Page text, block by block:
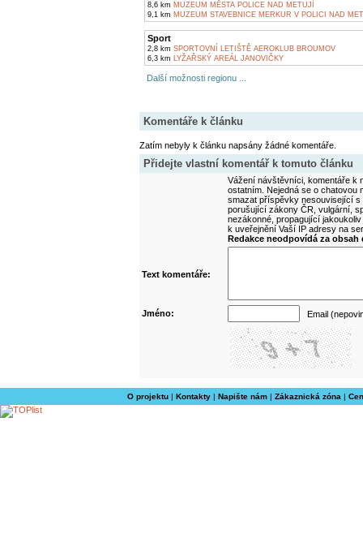
8,6 km MUZEUM MĚSTA POLICE NAD METUJÍ
9,1 km MUZEUM STAVEBNICE MERKUR V POLICI NAD
Sport
2,8 km SPORTOVNÍ LETIŠTĚ AEROKLUB BROUMOV
6,3 km LYŽAŘSKÝ AREÁL JANOVIČKY
Další možnosti regionu ...
Komentáře k článku
Zatím nebyly k článku napsány žádné komentáře.
Přidejte vlastní komentář k tomuto článku
Vážení návštěvníci, komentáře k
ostatním. Nejedná se o
smazat příspěvky nesouvisející
porušující zákony ČR, vulgární,
nezákonné, propagující
k uveřejnění Vaší IP adresy na
Redakce neodpovídá za
Text komentáře:
Jméno: Email
O projektu| Kontakty| Napište nám| Zákaznická zóna |